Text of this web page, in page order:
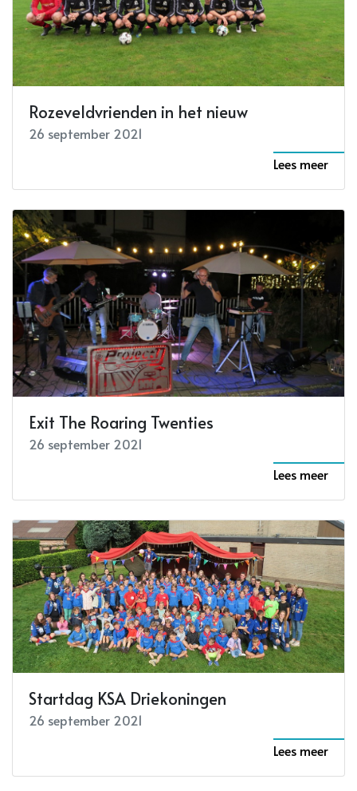
Rozeveldvrienden in het nieuw
26 september 2021
Lees meer
Exit The Roaring Twenties
26 september 2021
Lees meer
Startdag KSA Driekoningen
26 september 2021
Lees meer